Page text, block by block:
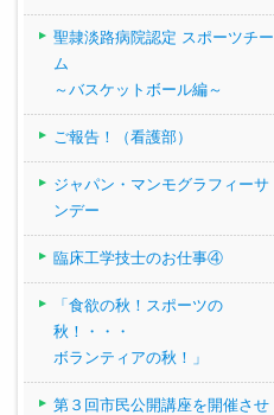
聖隷淡路病院認定 スポーツチー
ム
～バスケットボール編～
ご報告！（看護部）
ジャパン・マンモグラフィーサ
ンデー
臨床工学技士のお仕事④
「食欲の秋！スポーツの
秋！・・・
ボランティアの秋！」
第３回市民公開講座を開催させ